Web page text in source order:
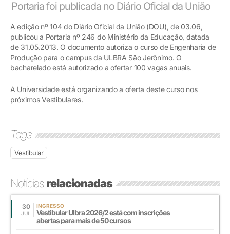
Portaria foi publicada no Diário Oficial da União
A edição nº 104 do Diário Oficial da União (DOU), de 03.06,
publicou a Portaria nº 246 do Ministério da Educação, datada
de 31.05.2013. O documento autoriza o curso de Engenharia de
Produção para o campus da ULBRA São Jerônimo. O
bacharelado está autorizado a ofertar 100 vagas anuais.
A Universidade está organizando a oferta deste curso nos
próximos Vestibulares.
Tags
Vestibular
Notíciasrelacionadas
30
JUL
INGRESSO
Vestibular Ulbra 2026/2 está com inscrições
abertas para mais de 50 cursos